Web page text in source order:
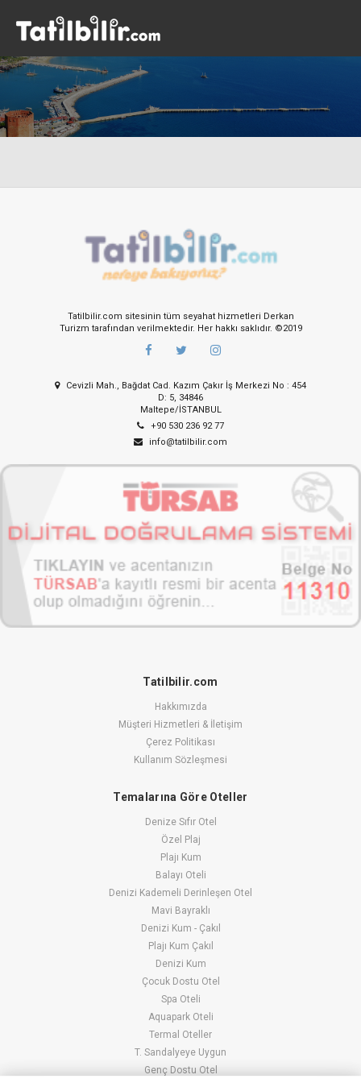
Tatilbilir.com sitesinin tüm seyahat hizmetleri Derkan
Turizm tarafından verilmektedir. Her hakkı saklıdır. ©2019
Cevizli Mah., Bağdat Cad. Kazım Çakır İş Merkezi No : 454
D: 5, 34846
Maltepe/İSTANBUL
+90 530 236 92 77
info@tatilbilir.com
Tatilbilir.com
Hakkımızda
Müşteri Hizmetleri & İletişim
Çerez Politikası
Kullanım Sözleşmesi
Temalarına Göre Oteller
Denize Sıfır Otel
Özel Plaj
Plajı Kum
Balayı Oteli
Denizi Kademeli Derinleşen Otel
Mavi Bayraklı
Denizi Kum - Çakıl
Plajı Kum Çakıl
Denizi Kum
Çocuk Dostu Otel
Spa Oteli
Aquapark Oteli
Termal Oteller
T. Sandalyeye Uygun
Genç Dostu Otel